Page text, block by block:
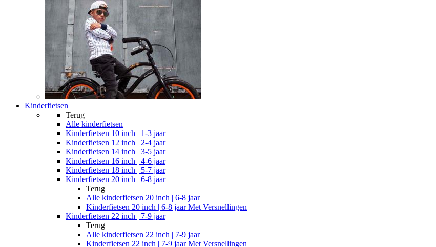
Kinderfietsen
Terug
Alle kinderfietsen
Kinderfietsen 10 inch | 1-3 jaar
Kinderfietsen 12 inch | 2-4 jaar
Kinderfietsen 14 inch | 3-5 jaar
Kinderfietsen 16 inch | 4-6 jaar
Kinderfietsen 18 inch | 5-7 jaar
Kinderfietsen 20 inch | 6-8 jaar
Terug
Alle kinderfietsen 20 inch | 6-8 jaar
Kinderfietsen 20 inch | 6-8 jaar Met Versnellingen
Kinderfietsen 22 inch | 7-9 jaar
Terug
Alle kinderfietsen 22 inch | 7-9 jaar
Kinderfietsen 22 inch | 7-9 jaar Met Versnellingen